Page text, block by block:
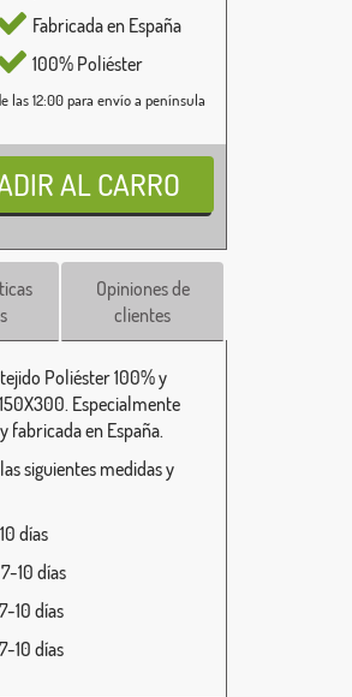
Fabricada en España
100% Poliéster
las 12:00 para envío a península
Opiniones de
clientes
Poliéster 100% y
Especialmente
fabricada en España.
siguientes medidas y
días
10 días
10 días
10 días